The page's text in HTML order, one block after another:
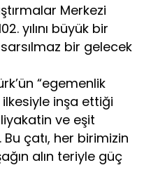
Merkezi
yılını büyük bir
bir gelecek
“egemenlik
ilkesiyle inşa ettiği
ve eşit
Bu çatı, her birimizin
alın teriyle güç